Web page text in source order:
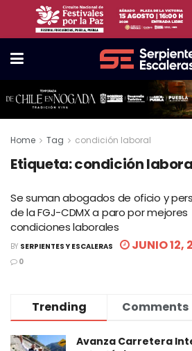
Home Tag condición laboral
Etiqueta:condición
Se suman abogados de oficio y
de la FGJ-CDMX a paro por mejores
condiciones laborales
BY SERPIENTES Y ESCALERAS JUNIO 12,
0
Trending Comments
Avanza Carretera